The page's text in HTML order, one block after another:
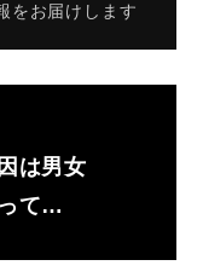
をお届けします
は男女
て…